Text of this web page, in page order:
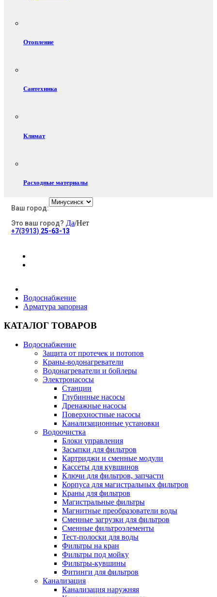
Отопление
Сантехника
Климат
Расходные материалы
Электротовары
Хозяйственные товары
Строительные товары
Все для бани
Полезные статьи
Новости и Акции
Оплата и доставка
Сервис-центр
Адреса Сервис-центров
Ваш город:
Это ваш город? Да/Нет
+7(3913) 25-63-13
Водоснабжение
Арматура запорная
КАТАЛОГ ТОВАРОВ
Водоснабжение
Защита от протечек и потопов
Краны-водонагреватели
Водонагреватели и бойлеры
Электронасосы
Станции
Глубинные насосы
Дренажные насосы
Поверхностные насосы
Канализационные установки
Водоочистка
Блоки управления
Засыпки для фильтров
Картриджи и сменные модули
Кассеты для кувшинов
Ключи для фильтров, запчасти
Корпуса для магистральных фильтров
Краны для фильтров
Магистральные фильтры
Магнитные преобразователи воды
Сменные загрузки для фильтров
Сменные фильтроэлементы
Тест-полоски для воды
Фильтры на кран
Фильтры под мойку
Фильтры-кувшины
Фитинги для фильтров
Канализация
Канализация наружняя